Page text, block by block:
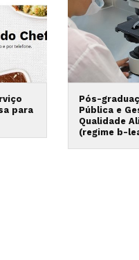
para
Pós-
Pública e
Qualidade
(regime b-